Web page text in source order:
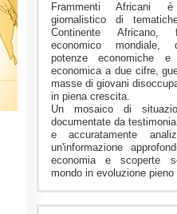
Frammenti Africani
giornalistico di
Continente Africano,
economico mondiale,
potenze economiche
economica a due cifre,
masse di giovani
in piena crescita.
Un mosaico di
documentate da
e accuratamente
un'informazione
economia e scoperte
mondo in evoluzione pieno